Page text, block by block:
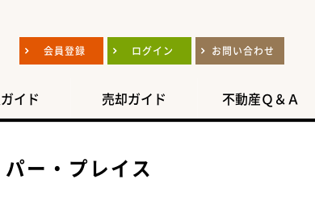
会員登録 ログイン お問い合わせ
イド 売却ガイド 不動産Ｑ＆Ａ
ー・プレイス